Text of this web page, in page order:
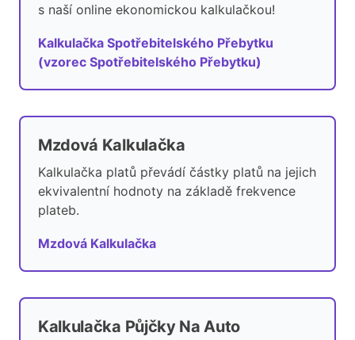
s naší online ekonomickou kalkulačkou!
Kalkulačka Spotřebitelského Přebytku
(vzorec Spotřebitelského Přebytku)
Mzdová Kalkulačka
Kalkulačka platů převádí částky platů na jejich
ekvivalentní hodnoty na základě frekvence
plateb.
Mzdová Kalkulačka
Kalkulačka Půjčky Na Auto